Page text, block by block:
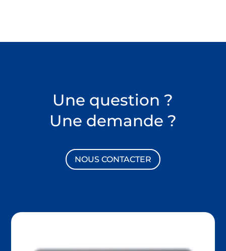
Une question ?
Une demande ?
NOUS CONTACTER